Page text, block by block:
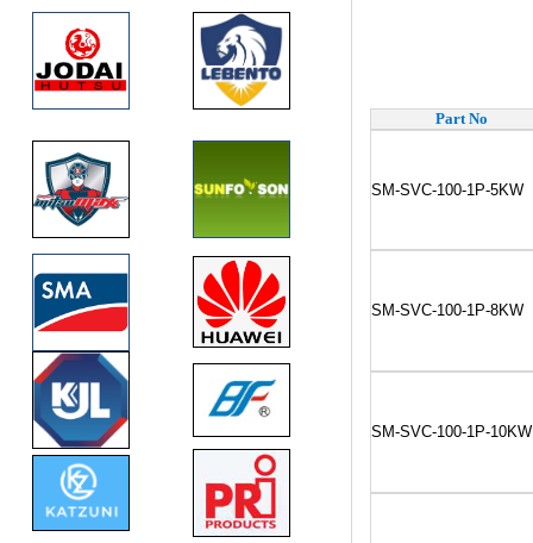
Part No
SM-SVC-100-1P-5KW
SM-SVC-100-1P-8KW
SM-SVC-100-1P-10KW